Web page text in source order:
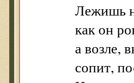
Лежишь
как он
а возле,
сопит,